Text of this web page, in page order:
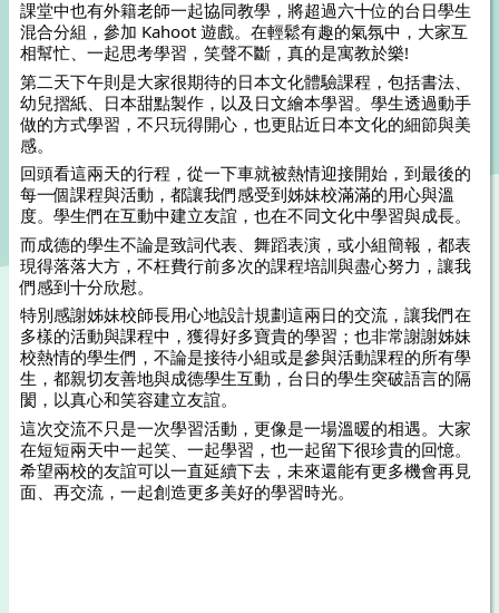
課堂中也有外籍老師一起協同教學，將超過六十位的台日學生
混合分組，參加 Kahoot 遊戲。在輕鬆有趣的氣氛中，大家互
相幫忙、一起思考學習，笑聲不斷，真的是寓教於樂!
第二天下午則是大家很期待的日本文化體驗課程，包括書法、
幼兒摺紙、日本甜點製作，以及日文繪本學習。學生透過動手
做的方式學習，不只玩得開心，也更貼近日本文化的細節與美
感。
回頭看這兩天的行程，從一下車就被熱情迎接開始，到最後的
每一個課程與活動，都讓我們感受到姊妹校滿滿的用心與溫
度。學生們在互動中建立友誼，也在不同文化中學習與成長。
而成德的學生不論是致詞代表、舞蹈表演，或小組簡報，都表
現得落落大方，不枉費行前多次的課程培訓與盡心努力，讓我
們感到十分欣慰。
特別感謝姊妹校師長用心地設計規劃這兩日的交流，讓我們在
多樣的活動與課程中，獲得好多寶貴的學習；也非常謝謝姊妹
校熱情的學生們，不論是接待小組或是參與活動課程的所有學
生，都親切友善地與成德學生互動，台日的學生突破語言的隔
閡，以真心和笑容建立友誼。
這次交流不只是一次學習活動，更像是一場溫暖的相遇。大家
在短短兩天中一起笑、一起學習，也一起留下很珍貴的回憶。
希望兩校的友誼可以一直延續下去，未來還能有更多機會再見
面、再交流，一起創造更多美好的學習時光。